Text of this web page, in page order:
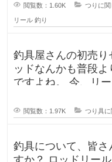
閲覧数：1.60K つりに関
リール 釣り
釣具屋さんの初売り
ッドなんかも普段
ですよね。 今
閲覧数：1.97K つり具に
釣具について、皆さ
すか？ ロッドリール、シマノ クーラーボックス